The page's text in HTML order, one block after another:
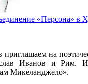
«Персона» в
приглашаем на
Иванов и Рим.
Микеланджело».